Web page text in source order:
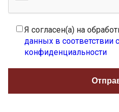
Я согласен(а) на
данных в соответствии
конфиденциальности